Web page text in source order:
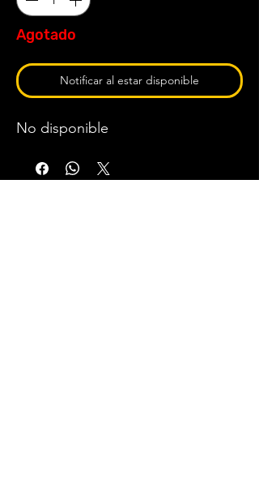
Agotado
Notificar al estar disponible
No disponible